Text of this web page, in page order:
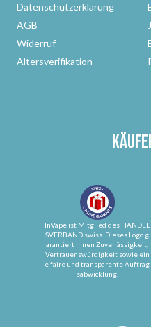
Datenschutzerklärung
AGB
Widerruf
Altersverifikation
InVape ist Mitglied des HANDEL
SVERBAND.swiss. Dieses Logo g
arantiert Ihnen Zuverlässigkeit,
Vertrauenswürdigkeit sowie ein
e faire und transparente Auftrag
sabwicklung.